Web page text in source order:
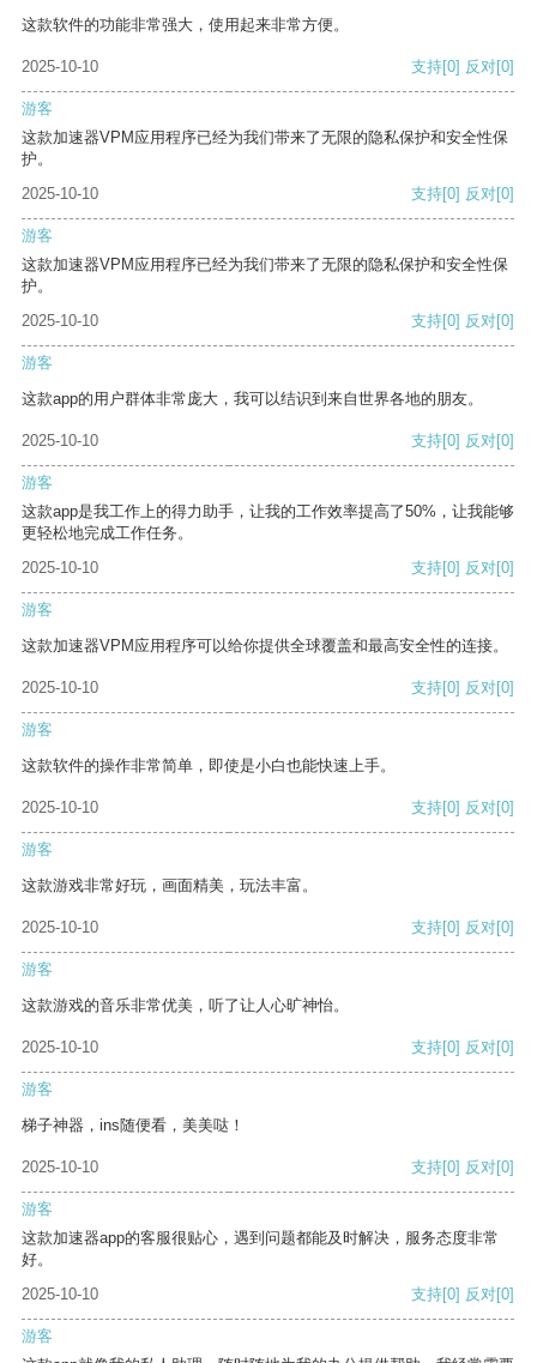
这款软件的功能非常强大，使用起来非常方便。
2025-10-10 支持[0] 反对[0]
游客
这款加速器VPM应用程序已经为我们带来了无限的隐私保护和安全性保
护。
2025-10-10
支持[0] 反对[0]
游客
这款加速器VPM应用程序已经为我们带来了无限的隐私保护和安全性保
护。
2025-10-10
支持[0] 反对[0]
游客
这款app的用户群体非常庞大，我可以结识到来自世界各地的朋友。
2025-10-10 支持[0] 反对[0]
游客
这款app是我工作上的得力助手，让我的工作效率提高了50%，让我能够
更轻松地完成工作任务。
2025-10-10
支持[0] 反对[0]
游客
这款加速器VPM应用程序可以给你提供全球覆盖和最高安全性的连接。
2025-10-10 支持[0] 反对[0]
游客
这款软件的操作非常简单，即使是小白也能快速上手。
2025-10-10 支持[0] 反对[0]
游客
这款游戏非常好玩，画面精美，玩法丰富。
2025-10-10 支持[0] 反对[0]
游客
这款游戏的音乐非常优美，听了让人心旷神怡。
2025-10-10 支持[0] 反对[0]
游客
梯子神器，ins随便看，美美哒！
2025-10-10 支持[0] 反对[0]
游客
这款加速器app的客服很贴心，遇到问题都能及时解决，服务态度非常
好。
2025-10-10
支持[0] 反对[0]
游客